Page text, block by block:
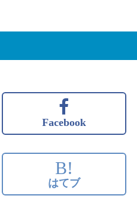
Facebook
B!
はてブ